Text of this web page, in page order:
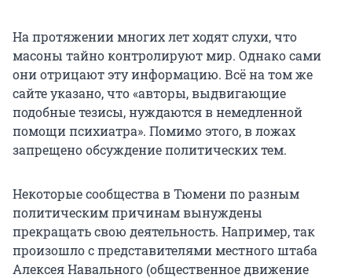
На протяжении многих лет ходят слухи, что
масоны тайно контролируют мир. Однако сами
они отрицают эту информацию. Всё на том же
сайте указано, что «авторы, выдвигающие
подобные тезисы, нуждаются в немедленной
помощи психиатра». Помимо этого, в ложах
запрещено обсуждение политических тем.
Некоторые сообщества в Тюмени по разным
политическим причинам вынуждены
прекращать свою деятельность. Например, так
произошло с представителями местного штаба
Алексея Навального (общественное движение